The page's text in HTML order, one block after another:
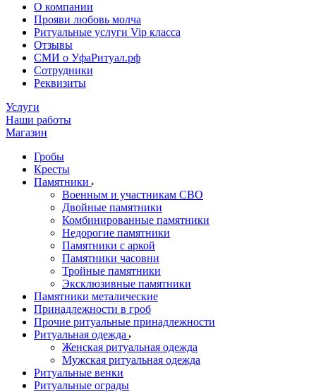
О компании
Прояви любовь молча
Ритуальные услуги Vip класса
Отзывы
СМИ о УфаРитуал.рф
Сотрудники
Реквизиты
Услуги
Наши работы
Магазин
Гробы
Кресты
Памятники
Военным и участникам СВО
Двойные памятники
Комбинированные памятники
Недорогие памятники
Памятники с аркой
Памятники часовни
Тройные памятники
Эксклюзивные памятники
Памятники металические
Принадлежности в гроб
Прочие ритуальные принадлежности
Ритуальная одежда
Женская ритуальная одежда
Мужская ритуальная одежда
Ритуальные венки
Ритуальные ограды